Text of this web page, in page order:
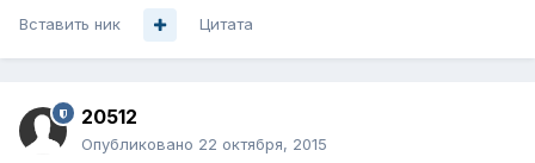
Вставить ник Цитата
20512
Опубликовано 22 октября, 2015